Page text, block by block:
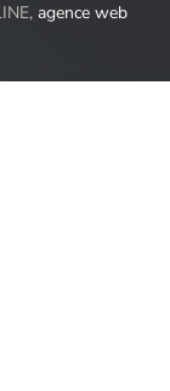
agence web